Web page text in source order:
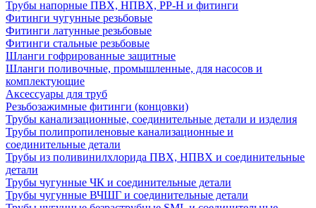
Трубы напорные ПВХ, НПВХ, PP-H и фитинги
Фитинги чугунные резьбовые
Фитинги латунные резьбовые
Фитинги стальные резьбовые
Шланги гофрированные защитные
Шланги поливочные, промышленные, для насосов и
комплектующие
Аксессуары для труб
Резьбозажимные фитинги (концовки)
Трубы канализационные, соединительные детали и изделия
Трубы полипропиленовые канализационные и
соединительные детали
Трубы из поливинилхлорида ПВХ, НПВХ и соединительные
детали
Трубы чугунные ЧК и соединительные детали
Трубы чугунные ВЧШГ и соединительные детали